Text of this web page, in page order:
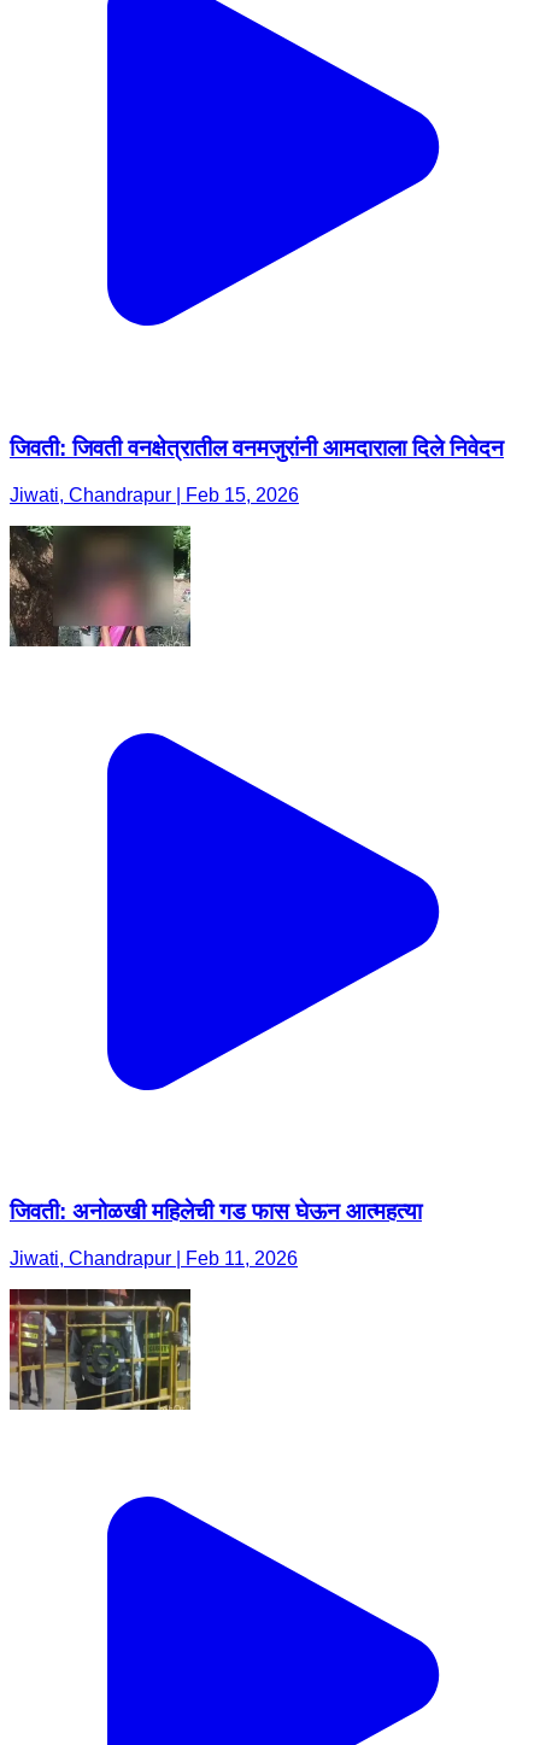
जिवती: जिवती वनक्षेत्रातील वनमजुरांनी आमदाराला दिले निवेदन
Jiwati, Chandrapur | Feb 15, 2026
जिवती: अनोळखी महिलेची गड फास घेऊन आत्महत्या
Jiwati, Chandrapur | Feb 11, 2026